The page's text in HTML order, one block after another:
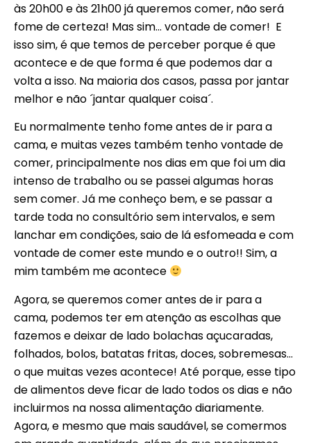
às 20h00 e às 21h00 já queremos comer, não será
fome de certeza! Mas sim… vontade de comer! E
isso sim, é que temos de perceber porque é que
acontece e de que forma é que podemos dar a
volta a isso. Na maioria dos casos, passa por jantar
melhor e não ´jantar qualquer coisa´.
Eu normalmente tenho fome antes de ir para a
cama, e muitas vezes também tenho vontade de
comer, principalmente nos dias em que foi um dia
intenso de trabalho ou se passei algumas horas
sem comer. Já me conheço bem, e se passar a
tarde toda no consultório sem intervalos, e sem
lanchar em condições, saio de lá esfomeada e com
vontade de comer este mundo e o outro!! Sim, a
mim também me acontece
Agora, se queremos comer antes de ir para a
cama, podemos ter em atenção as escolhas que
fazemos e deixar de lado bolachas açucaradas,
folhados, bolos, batatas fritas, doces, sobremesas…
o que muitas vezes acontece! Até porque, esse tipo
de alimentos deve ficar de lado todos os dias e não
incluirmos na nossa alimentação diariamente.
Agora, e mesmo que mais saudável, se comermos